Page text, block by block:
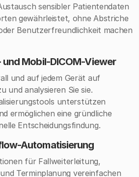
sensibler Patientendaten
gewährleistet, ohne Abstriche
Benutzerfreundlichkeit machen
Mobil-DICOM-Viewer
und auf jedem Gerät auf
und analysieren Sie sie.
unterstützen
ermöglichen eine gründliche
Entscheidungsfindung.
Automatisierung
für Fallweiterleitung,
Terminplanung vereinfachen